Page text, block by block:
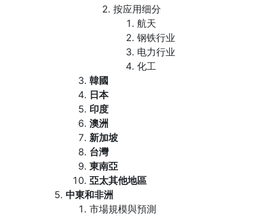
按应用细分
航天
钢铁行业
电力行业
化工
韓國
日本
印度
澳洲
新加坡
台灣
東南亞
亞太其他地區
中東和非洲
市場規模與預測